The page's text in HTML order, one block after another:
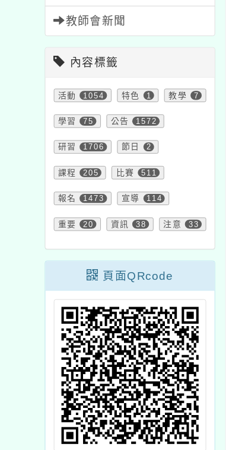
教師會新聞
內容標籤
活動 1054 特色 1 教學 7
學習 75 公告 1572
研習 1706 節日 2
課程 205 比賽 511
報名 1473 宣導 114
重要 20 資訊 38 注意 33
頁面QRcode